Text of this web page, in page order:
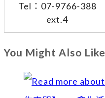
Tel：07-9766-388
ext.4
You Might Also Like